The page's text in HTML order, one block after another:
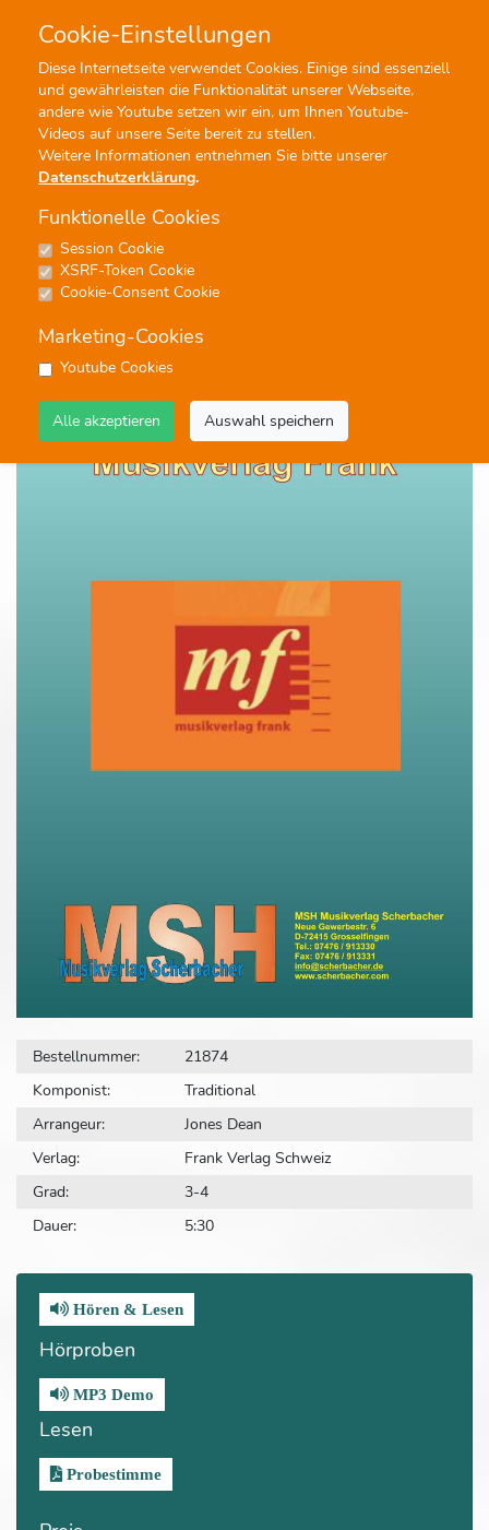
Cookie-Einstellungen
Diese Internetseite verwendet Cookies. Einige sind essenziell
und gewährleisten die Funktionalität unserer Webseite,
andere wie Youtube setzen wir ein, um Ihnen Youtube-
Videos auf unsere Seite bereit zu stellen.
Weitere Informationen entnehmen Sie bitte unserer
Datenschutzerklärung.
Funktionelle Cookies
Session Cookie
XSRF-Token Cookie
Cookie-Consent Cookie
Marketing-Cookies
Youtube Cookies
Alle akzeptieren Auswahl speichern
Menü Profisuche
Noten
DERT ÄNET EM BÄRGLI IM
TRUEB
#Blasorchester
Bestellnummer:
21874
Komponist:
Traditional
Arrangeur:
Jones Dean
Verlag:
Frank Verlag Schweiz
Grad:
3-4
Dauer:
5:30
Hören & Lesen
Hörproben
MP3 Demo
Lesen
Probestimme